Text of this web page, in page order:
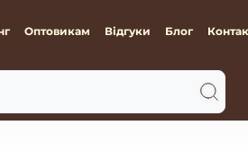
Оптовикам Відгуки Блог